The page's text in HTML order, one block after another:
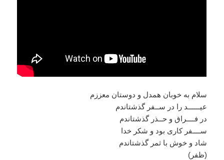
سلام به خوبان همدل و دوستان معززم
عیــــــد را در ســفر گذشتاندم
در فــــراق و حــذر گذشتاندم
ســــفر کاری بود و شکر خدا
شاد و خوش با ثمر گذشتاندم
(ظفر)